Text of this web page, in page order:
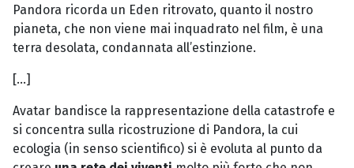
Pandora ricorda un Eden ritrovato, quanto il nostro
pianeta, che non viene mai inquadrato nel film, è una
terra desolata, condannata all’estinzione.
[…]
Avatar bandisce la rappresentazione della catastrofe e
si concentra sulla ricostruzione di Pandora, la cui
ecologia (in senso scientifico) si è evoluta al punto da